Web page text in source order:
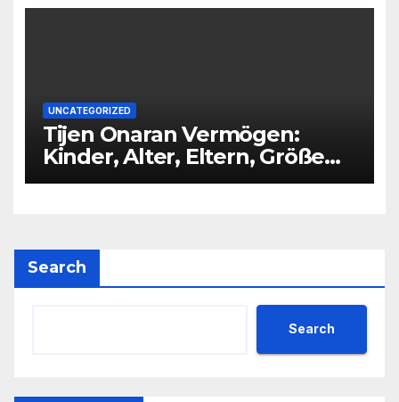
UNCATEGORIZED
Tijen Onaran Vermögen:
Kinder, Alter, Eltern, Größe
Partner
Search
Search